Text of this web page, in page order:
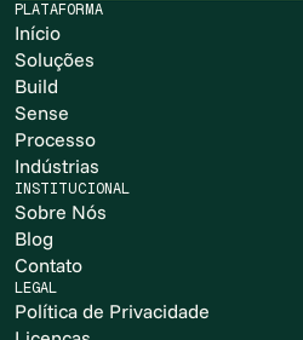
PLATAFORMA
Início
Soluções
Build
Sense
Processo
Indústrias
INSTITUCIONAL
Sobre Nós
Blog
Contato
LEGAL
Política de Privacidade